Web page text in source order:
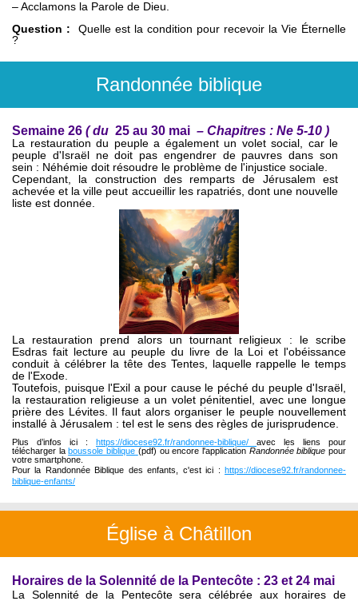
– Acclamons la Parole de Dieu.
Question :
Quelle est la condition pour recevoir la Vie Éternelle
?
Randonnée biblique
Semaine 26 ( du 25 au 30 mai – Chapitres : Ne 5-10 )
La restauration du peuple a également un volet social, car le
peuple d'Israël ne doit pas engendrer de pauvres dans son
sein : Néhémie doit résoudre le problème de l'injustice sociale.
Cependant, la construction des remparts de Jérusalem est
achevée et la ville peut accueillir les rapatriés, dont une nouvelle
liste est donnée.
La restauration prend alors un tournant religieux : le scribe
Esdras fait lecture au peuple du livre de la Loi et l'obéissance
conduit à célébrer la tête des Tentes, laquelle rappelle le temps
de l'Exode.
Toutefois, puisque l'Exil a pour cause le péché du peuple d'Israël,
la restauration religieuse a un volet pénitentiel, avec une longue
prière des Lévites. Il faut alors organiser le peuple nouvellement
installé à Jérusalem : tel est le sens des règles de jurisprudence.
Plus d’infos ici : https://diocese92.fr/randonnee-biblique/
avec les liens pour
télécharger laboussole biblique (pdf) ou encore l'application Randonnée biblique pour
votre smartphone.
Pour la Randonnée Biblique des enfants, c'est ici : https://diocese92.fr/randonnee-
biblique-enfants/
Église à Châtillon
Horaires de la Solennité de la Pentecôte : 23 et 24 mai
La Solennité de la Pentecôte sera célébrée aux horaires de